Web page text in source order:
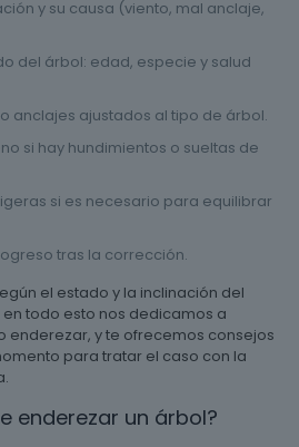
y su causa (viento, mal anclaje,
del árbol: edad, especie y salud
anclajes ajustados al tipo de árbol.
si hay hundimientos o sueltas de
si es necesario para equilibrar
tras la corrección.
el estado y la inclinación del
todo esto nos dedicamos a
enderezar, y te ofrecemos consejos
para tratar el caso con la
enderezar un árbol?